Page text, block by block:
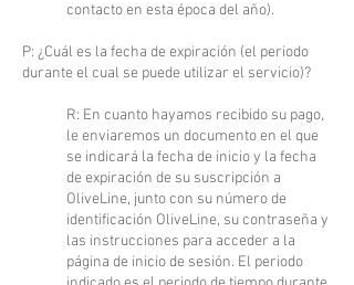
contacto en esta época del año).
P: ¿Cuál es la fecha de expiración (el periodo
durante el cual se puede utilizar el servicio)?
R: En cuanto hayamos recibido su pago,
le enviaremos un documento en el que
se indicará la fecha de inicio y la fecha
de expiración de su suscripción a
OliveLine, junto con su número de
identificación OliveLine, su contraseña y
las instrucciones para acceder a la
página de inicio de sesión. El periodo